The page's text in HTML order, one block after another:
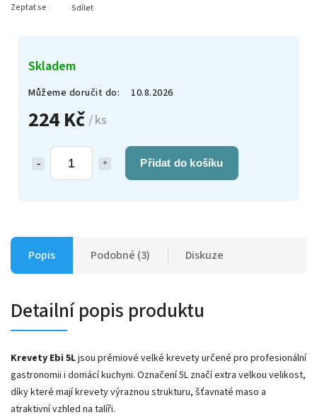
224 Kč / ks
Přidat do košíku
Skladem
Můžeme doručit do: 10.8.2026
Zeptat se Sdílet
Popis Podobné (3) Diskuze
Detailní popis produktu
Krevety Ebi 5Ljsou prémiové velké krevety určené pro profesionální
gastronomii i domácí kuchyni. Označení 5L značí extra velkou velikost,
díky které mají krevety výraznou strukturu, šťavnaté maso a
atraktivní vzhled na talíři.